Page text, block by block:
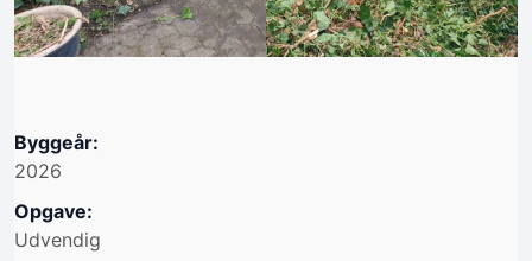
Byggeår:
2026
Opgave:
Udvendig